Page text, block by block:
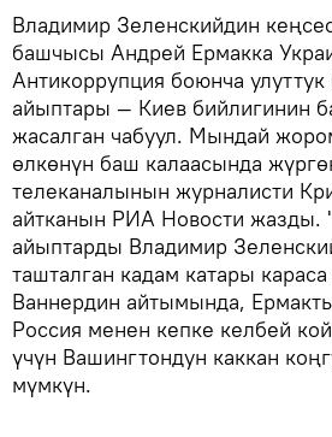
Владимир Зеленскийдин
башчысы Андрей Ермакка
Антикоррупция боюнча
айыптары — Киев бийлигинин
жасалган чабуул. Мындай
өлкөнүн баш калаасында
телеканалынын журналисти
айтканын РИА Новости жазды.
айыптарды Владимир
ташталган кадам катары
Ваннердин айтымында,
Россия менен кепке келбей
үчүн Вашингтондун каккан
мүмкүн.